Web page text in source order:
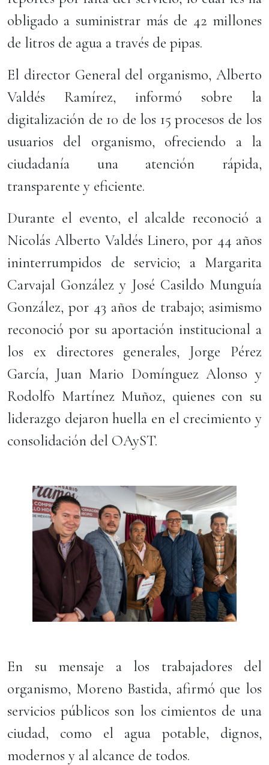
obligado a suministrar más de 42 millones
de litros de agua a través de pipas.
El director General del organismo, Alberto
Valdés Ramírez, informó sobre la
digitalización de 10 de los 15 procesos de los
usuarios del organismo, ofreciendo a la
ciudadanía una atención rápida,
transparente y eficiente.
Durante el evento, el alcalde reconoció a
Nicolás Alberto Valdés Linero, por 44 años
ininterrumpidos de servicio; a Margarita
Carvajal González y José Casildo Munguía
González, por 43 años de trabajo; asimismo
reconoció por su aportación institucional a
los ex directores generales, Jorge Pérez
García, Juan Mario Domínguez Alonso y
Rodolfo Martínez Muñoz, quienes con su
liderazgo dejaron huella en el crecimiento y
consolidación del OAyST.
En su mensaje a los trabajadores del
organismo, Moreno Bastida, afirmó que los
servicios públicos son los cimientos de una
ciudad, como el agua potable, dignos,
modernos y al alcance de todos.